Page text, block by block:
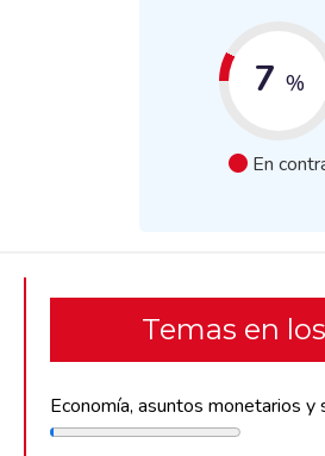
7 %
En
Temas en
Economía, asuntos monetarios y